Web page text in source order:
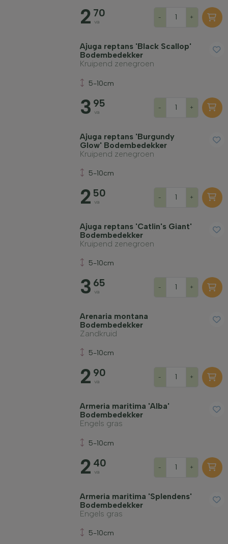
2 70
va
- +
Ajuga reptans 'Black Scallop'
Bodembedekker
Kruipend zenegroen
5-10cm
3 95
va
- +
Ajuga reptans 'Burgundy
Glow' Bodembedekker
Kruipend zenegroen
5-10cm
2 50
va
- +
Ajuga reptans 'Catlin's Giant'
Bodembedekker
Kruipend zenegroen
5-10cm
3 65
va
- +
Arenaria montana
Bodembedekker
Zandkruid
5-10cm
2 90
va
- +
Armeria maritima 'Alba'
Bodembedekker
Engels gras
5-10cm
2 40
va
- +
Armeria maritima 'Splendens'
Bodembedekker
Engels gras
5-10cm